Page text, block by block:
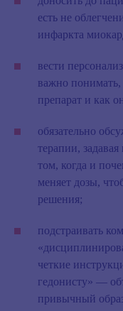
есть не
инфаркта
вести
важно
препарат и как
обязательно
терапии,
том, когда и
меняет дозы,
решения;
подстраивать
четкие
гедонисту» —
привычный